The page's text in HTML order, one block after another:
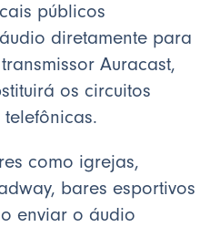
públicos
diretamente para
Auracast,
os circuitos
como igrejas,
bares esportivos
enviar o áudio